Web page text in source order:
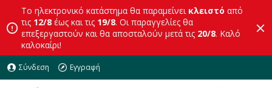
Το ηλεκτρονικό κατάστημα θα παραμείνει κλειστό από
τις 12/8 έως και τις 19/8. Οι παραγγελίες θα
επεξεργαστούν και θα αποσταλούν μετά τις 20/8. Καλό
καλοκαίρι!
Σύνδεση Εγγραφή